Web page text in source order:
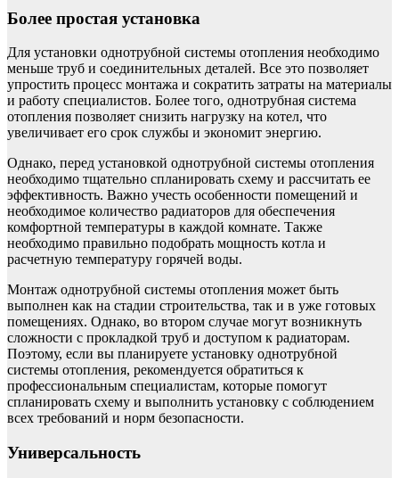
Более простая установка
Для установки однотрубной системы отопления необходимо
меньше труб и соединительных деталей. Все это позволяет
упростить процесс монтажа и сократить затраты на материалы
и работу специалистов. Более того, однотрубная система
отопления позволяет снизить нагрузку на котел, что
увеличивает его срок службы и экономит энергию.
Однако, перед установкой однотрубной системы отопления
необходимо тщательно спланировать схему и рассчитать ее
эффективность. Важно учесть особенности помещений и
необходимое количество радиаторов для обеспечения
комфортной температуры в каждой комнате. Также
необходимо правильно подобрать мощность котла и
расчетную температуру горячей воды.
Монтаж однотрубной системы отопления может быть
выполнен как на стадии строительства, так и в уже готовых
помещениях. Однако, во втором случае могут возникнуть
сложности с прокладкой труб и доступом к радиаторам.
Поэтому, если вы планируете установку однотрубной
системы отопления, рекомендуется обратиться к
профессиональным специалистам, которые помогут
спланировать схему и выполнить установку с соблюдением
всех требований и норм безопасности.
Универсальность